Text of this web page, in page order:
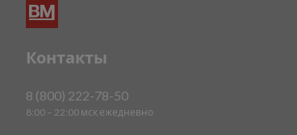
Контакты
8 (800) 222-78-50
8:00 – 22:00 мск ежедневно